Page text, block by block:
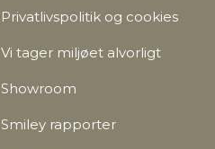
Privatlivspolitik og cookies
Vi tager miljøet alvorligt
Showroom
Smiley rapporter